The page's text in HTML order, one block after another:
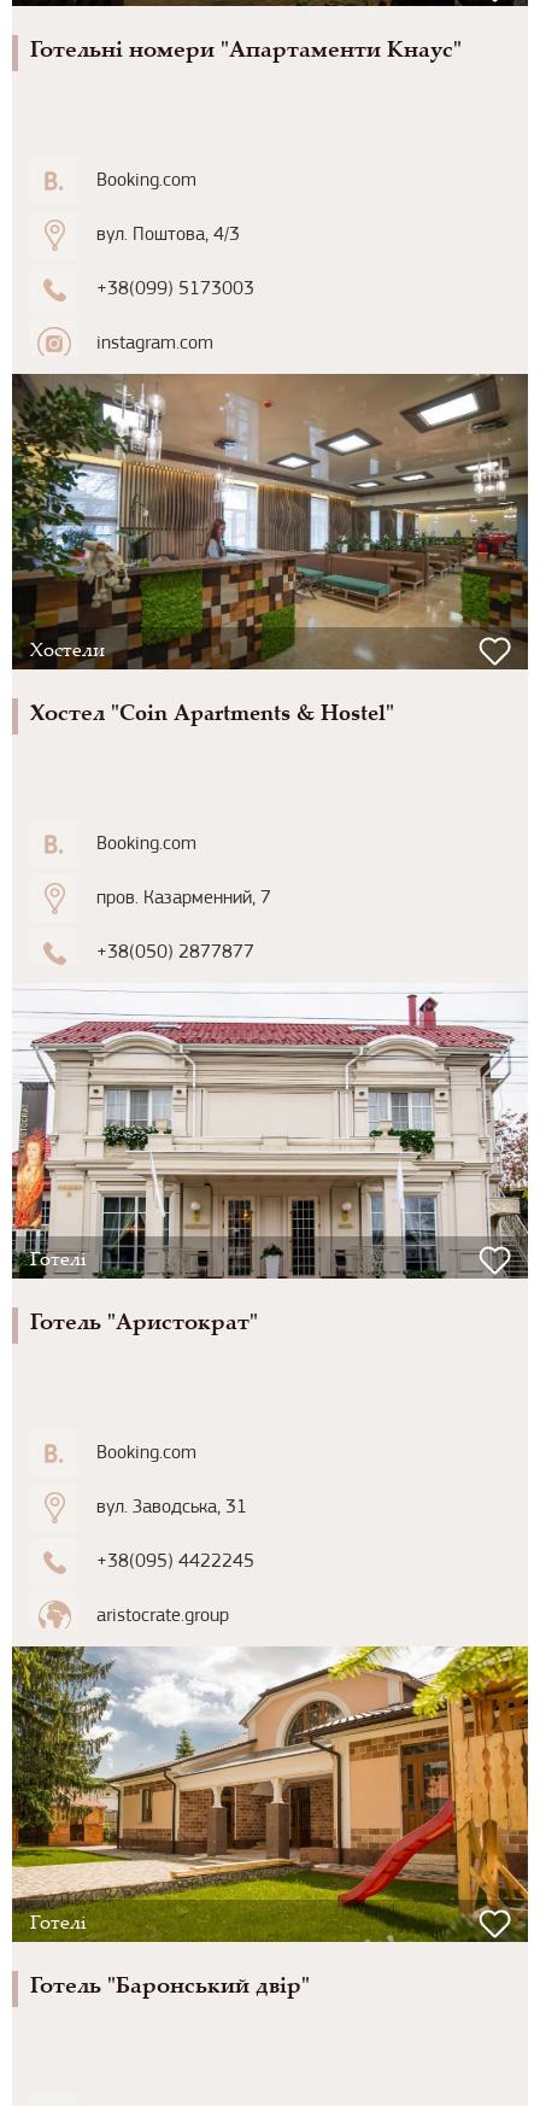
Готельні номери "Апартаменти Кнаус"
Booking.com
вул. Поштова, 4/3
+38(099) 5173003
instagram.com
Хостели
Хостел "Coin Apartments & Hostel"
Booking.com
пров. Казарменний, 7
+38(050) 2877877
Готелі
Готель "Аристократ"
Booking.com
вул. Заводська, 31
+38(095) 4422245
aristocrate.group
Готелі
Готель "Баронський двір"